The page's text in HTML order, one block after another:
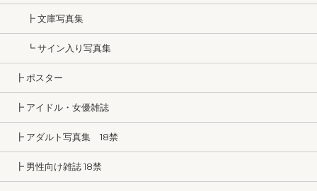
┣ 文庫写真集
┗ サイン入り写真集
┣ ポスター
┣ アイドル・女優雑誌
┣ アダルト写真集 18禁
┣ 男性向け雑誌 18禁